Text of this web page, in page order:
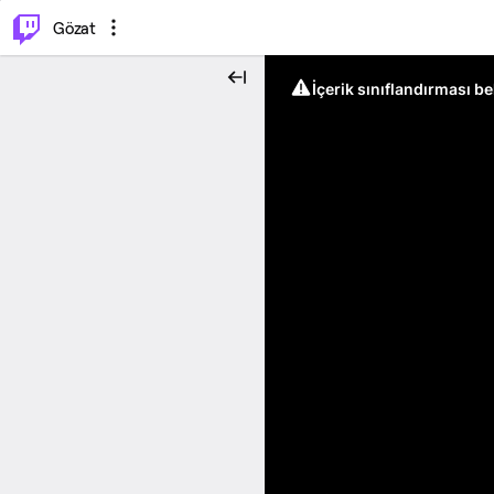
Gözat
İçerik sınıflandırması